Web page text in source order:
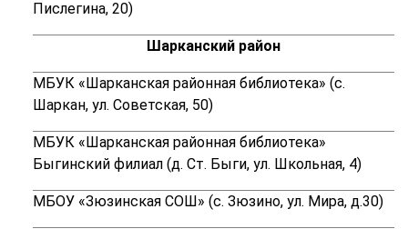
Пислегина, 20)
Шарканский район
МБУК «Шарканская районная библиотека» (с.
Шаркан, ул. Советская, 50)
МБУК «Шарканская районная библиотека»
Быгинский филиал (д. Ст. Быги, ул. Школьная, 4)
МБОУ «Зюзинская СОШ» (с. Зюзино, ул. Мира, д.30)